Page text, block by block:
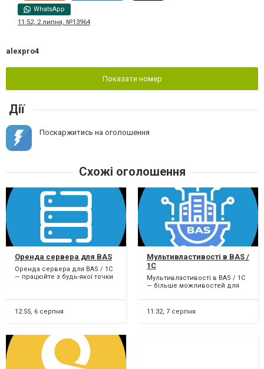
WhatsApp
11:52, 2 липня, №13964
alexpro4
Показати номер
Дії
Поскаржитись на оголошення
Схожі оголошення
Оренда сервера для BAS
Оренда сервера для BAS / 1C
— працюйте з будь-якої точки
12:55, 6 серпня
Мультивластивості в BAS /
1C
Мультивластивості в BAS / 1C
— більше можливостей для
різними характерист...
11:32, 7 серпня